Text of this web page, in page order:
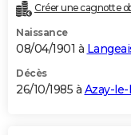
Créer une cagnotte
Naissance
08/04/1901 à
Décès
26/10/1985 à Azay-le-